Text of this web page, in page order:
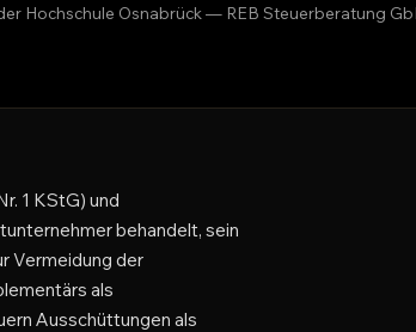
Hochschule Osnabrück — REB Steuerberatung
1 KStG) und
behandelt, sein
Vermeidung der
als
Ausschüttungen als